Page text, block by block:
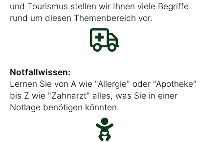
und Tourismus stellen wir Ihnen viele Begriffe
rund um diesen Themenbereich vor.
Notfallwissen:
Lernen Sie von A wie "Allergie" oder "Apotheke"
bis Z wie "Zahnarzt" alles, was Sie in einer
Notlage benötigen könnten.